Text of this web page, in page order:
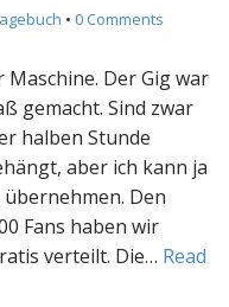
• 0 Comments
Maschine. Der Gig war
gemacht. Sind zwar
halben Stunde
aber ich kann ja
Den
Fans haben wir
verteilt. Die… Read